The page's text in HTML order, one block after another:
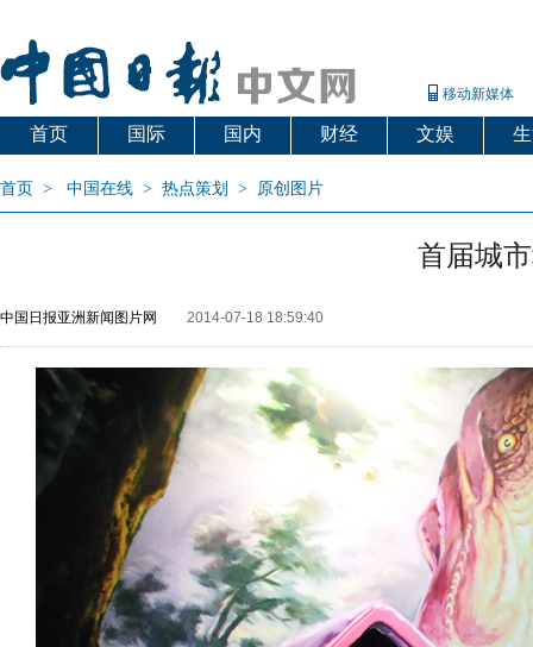
移动新媒体
首页 国际 国内 财经 文娱
首页 > 中国在线 > 热点策划 > 原创图片
首届城
中国日报亚洲新闻图片网 2014-07-18 18:59:40